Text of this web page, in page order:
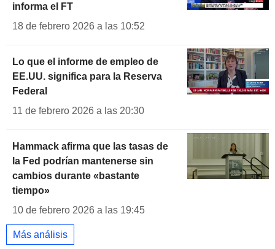
informa el FT
18 de febrero 2026 a las 10:52
Lo que el informe de empleo de
EE.UU. significa para la Reserva
Federal
11 de febrero 2026 a las 20:30
Hammack afirma que las tasas de
la Fed podrían mantenerse sin
cambios durante «bastante
tiempo»
10 de febrero 2026 a las 19:45
Más análisis